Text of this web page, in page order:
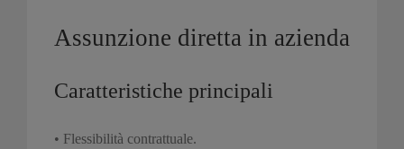
Assunzione diretta in azienda
Caratteristiche principali
• Flessibilità contrattuale.